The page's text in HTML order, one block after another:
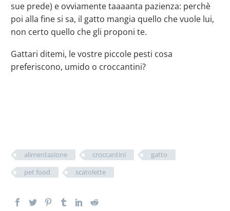
sue prede) e ovviamente taaaanta pazienza: perchè
poi alla fine si sa, il gatto mangia quello che vuole lui,
non certo quello che gli proponi te.
Gattari ditemi, le vostre piccole pesti cosa
preferiscono, umido o croccantini?
alimentazione croccantini
gatto
pet food
scatolette